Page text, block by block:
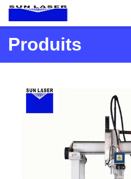
Produits